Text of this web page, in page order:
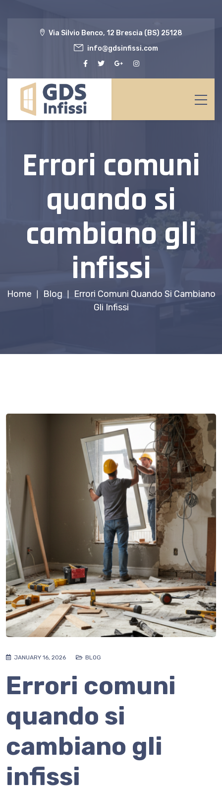
Via Silvio Benco, 12 Brescia (BS) 25128
info@gdsinfissi.com
Errori comuni
quando si
cambiano gli
infissi
Home Blog
Errori Comuni Quando Si Cambiano
Gli Infissi
JANUARY 16, 2026 BLOG
Errori comuni
quando si
cambiano gli
infissi